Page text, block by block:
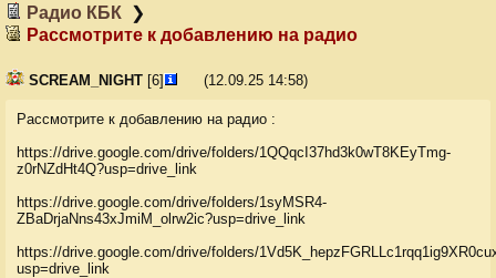
Радио КБК ❯
Рассмотрите к добавлению на радио
SCREAM_NIGHT [6] (12.09.25 14:58)
Рассмотрите к добавлению на радио :
https://drive.google.com/drive/folders/1QQqcI37hd3k0wT8KEyTmg-
z0rNZdHt4Q?usp=drive_link
https://drive.google.com/drive/folders/1syMSR4-
ZBaDrjaNns43xJmiM_olrw2ic?usp=drive_link
https://drive.google.com/drive/folders/
usp=drive_link